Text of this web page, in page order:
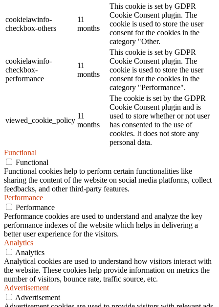
cookielawinfo-
checkbox-others
11
months
This cookie is set by GDPR
Cookie Consent plugin. The
cookie is used to store the user
consent for the cookies in the
category "Other.
cookielawinfo-
checkbox-
performance
11
months
This cookie is set by GDPR
Cookie Consent plugin. The
cookie is used to store the user
consent for the cookies in the
category "Performance".
viewed_cookie_policy
11
months
The cookie is set by the GDPR
Cookie Consent plugin and is
used to store whether or not user
has consented to the use of
cookies. It does not store any
personal data.
Functional
Functional
Functional cookies help to perform certain functionalities like
sharing the content of the website on social media platforms, collect
feedbacks, and other third-party features.
Performance
Performance
Performance cookies are used to understand and analyze the key
performance indexes of the website which helps in delivering a
better user experience for the visitors.
Analytics
Analytics
Analytical cookies are used to understand how visitors interact with
the website. These cookies help provide information on metrics the
number of visitors, bounce rate, traffic source, etc.
Advertisement
Advertisement